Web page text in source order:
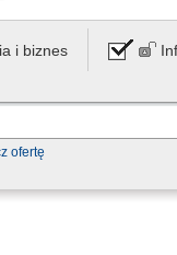
i biznes
ofertę